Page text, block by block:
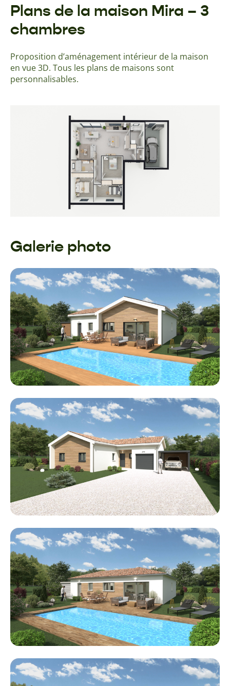
Plans de la maison Mira – 3
chambres
Proposition d’aménagement intérieur de la maison
en vue 3D. Tous les plans de maisons sont
personnalisables.
Galerie photo